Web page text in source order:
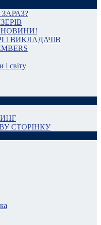
НОВИНИ!
ВИКЛАДАЧІВ
і світу
СТОРІНКУ